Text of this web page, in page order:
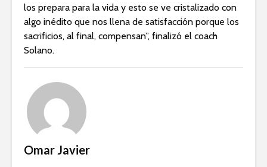
los prepara para la vida y esto se ve cristalizado con
algo inédito que nos llena de satisfacción porque los
sacrificios, al final, compensan”, finalizó el coach
Solano.
Omar Javier